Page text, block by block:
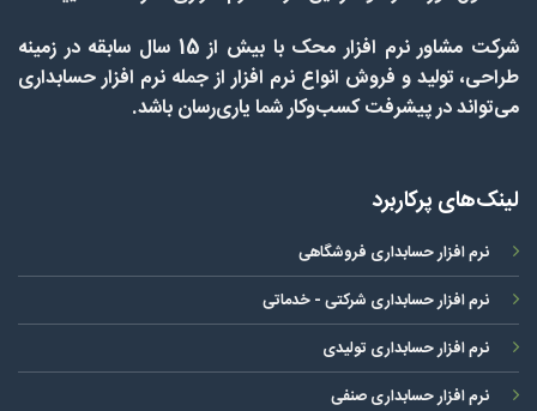
شرکت مشاور نرم افزار محک با بیش از 15 سال سابقه در زمینه
طراحی، تولید و فروش انواع نرم افزار از جمله نرم افزار حسابداری
می‌تواند در پیشرفت کسب‌وکار شما یاری‌رسان باشد.
لینک‌های پرکاربرد
نرم افزار حسابداری فروشگاهی
نرم افزار حسابداری شرکتی - خدماتی
نرم افزار حسابداری تولیدی
نرم افزار حسابداری صنفی